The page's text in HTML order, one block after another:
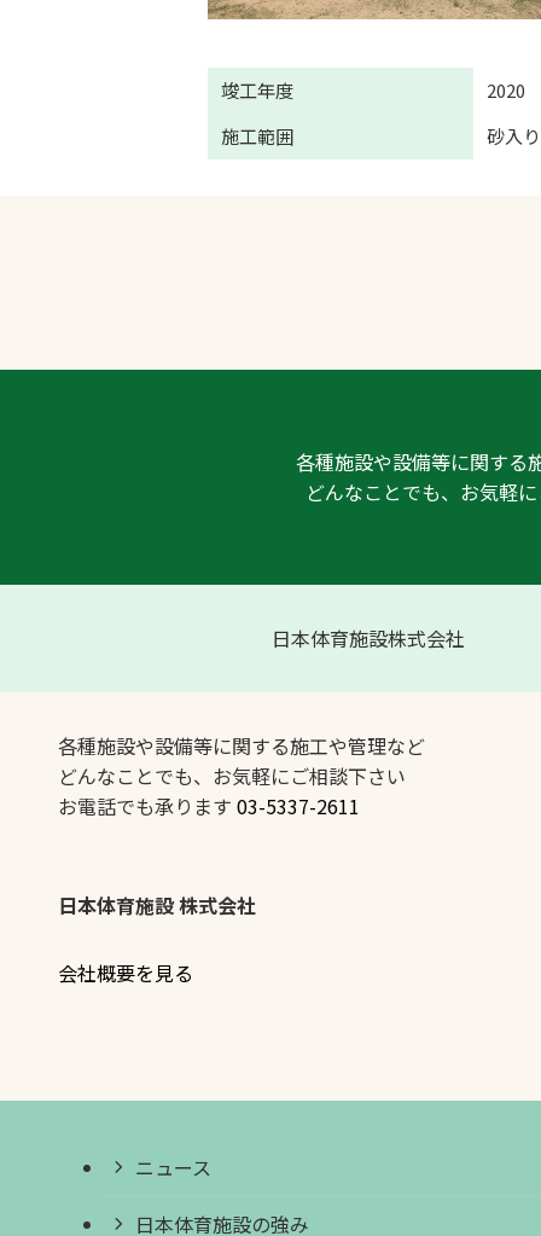
竣工年度
2020
施工範囲
砂入
各種施設や設備等に関する
どんなことでも、お気軽
日本体育施設株式会社
各種施設や設備等に関する施工や管理など
どんなことでも、お気軽にご相談下さい
お電話でも承ります 03-5337-2611
日本体育施設 株式会社
会社概要を見る
ニュース
日本体育施設の強み